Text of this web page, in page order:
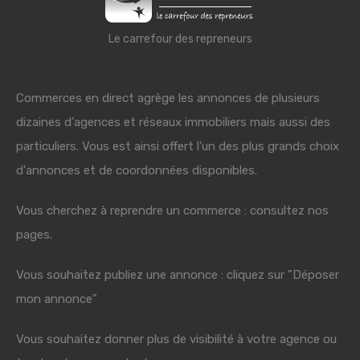
Le carrefour des repreneurs
Commerces en direct agrège les annonces de plusieurs
dizaines d'agences et réseaux immobiliers mais aussi des
particuliers. Vous est ainsi offert l'un des plus grands choix
d'annonces et de coordonnées disponibles.
Vous cherchez à reprendre un commerce : consultez nos
pages.
Vous souhaitez publiez une annonce : cliquez sur "Déposer
mon annonce"
Vous souhaitez donner plus de visibilité à votre agence ou